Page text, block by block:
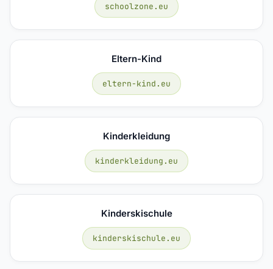
schoolzone.eu
Eltern-Kind
eltern-kind.eu
Kinderkleidung
kinderkleidung.eu
Kinderskischule
kinderskischule.eu